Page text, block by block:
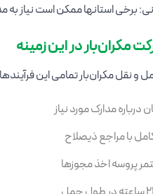
برخی استانها ممکن است نیاز به
مکران‌بار در این زمینه
و نقل مکران‌بار تمامی این
درباره مدارک مورد نیاز
با مراجع ذیصلاح
پروسه اخذ مجوزها